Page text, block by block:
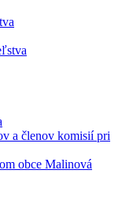
a členov komisií pri
obce Malinová